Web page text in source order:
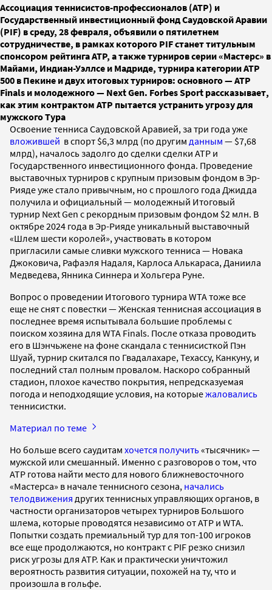
Ассоциация теннисистов-профессионалов (ATP) и
Государственный инвестиционный фонд Саудовской Аравии
(PIF) в среду, 28 февраля, объявили о пятилетнем
сотрудничестве, в рамках которого PIF станет титульным
спонсором рейтинга ATP, а также турниров серии «Мастерс» в
Майами, Индиан-Уэллсе и Мадриде, турнира категории ATP
500 в Пекине и двух итоговых турниров: основного — ATP
Finals и молодежного — Next Gen. Forbes Sport рассказывает,
как этим контрактом ATP пытается устранить угрозу для
мужского Тура
Освоение тенниса Саудовской Аравией, за три года уже
вложившей в спорт $6,3 млрд (по другим данным — $7,68
млрд), началось задолго до сделки сделки ATP и
Государственного инвестиционного фонда. Проведение
выставочных турниров с крупным призовым фондом в Эр-
Рияде уже стало привычным, но с прошлого года Джидда
получила и официальный — молодежный Итоговый
турнир Next Gen с рекордным призовым фондом $2 млн. В
октябре 2024 года в Эр-Рияде уникальный выставочный
«Шлем шести королей», участвовать в котором
пригласили самые сливки мужского тенниса — Новака
Джоковича, Рафаэля Надаля, Карлоса Алькараса, Даниила
Медведева, Янника Синнера и Хольгера Руне.
Вопрос о проведении Итогового турнира WTA тоже все
еще не снят с повестки — Женская теннисная ассоциация в
последнее время испытывала большие проблемы с
поиском хозяина для WTA Finals. После отказа проводить
его в Шэнчьжене на фоне скандала с теннисисткой Пэн
Шуай, турнир скитался по Гвадалахаре, Техассу, Канкуну, и
последний стал полным провалом. Наскоро собранный
стадион, плохое качество покрытия, непредсказуемая
погода и неподходящие условия, на которыежаловались
теннисистки.
Материал по теме
Но больше всего саудитам хочется получить«тысячник» —
мужской или смешанный. Именно с разговоров о том, что
ATP готова найти место для нового ближневосточного
«Мастерса» в начале теннисного сезона, начались
телодвижения других теннисных управляющих органов, в
частности организаторов четырех турниров Большого
шлема, которые проводятся независимо от ATP и WTA.
Попытки создать премиальный тур для топ-100 игроков
все еще продолжаются, но контракт с PIF резко снизил
риск угрозы для ATP. Как и практически уничтожил
вероятность развития ситуации, похожей на ту, что и
произошла в гольфе.